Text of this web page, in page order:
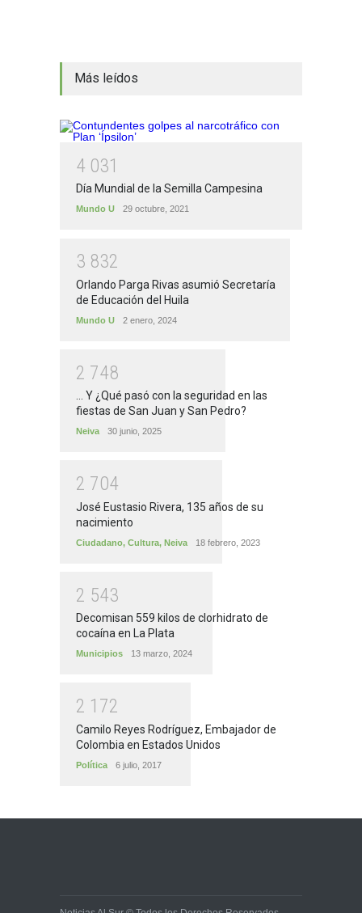
Más leídos
4 031
Día Mundial de la Semilla Campesina
Mundo U 29 octubre, 2021
3 832
Orlando Parga Rivas asumió Secretaría
de Educación del Huila
Mundo U 2 enero, 2024
2 748
... Y ¿Qué pasó con la seguridad en las
fiestas de San Juan y San Pedro?
Neiva 30 junio, 2025
2 704
José Eustasio Rivera, 135 años de su
nacimiento
Ciudadano, Cultura, Neiva 18 febrero, 2023
2 543
Decomisan 559 kilos de clorhidrato de
cocaína en La Plata
Municipios 13 marzo, 2024
2 1 72
Camilo Reyes Rodríguez, Embajador de
Colombia en Estados Unidos
Política 6 julio, 2017